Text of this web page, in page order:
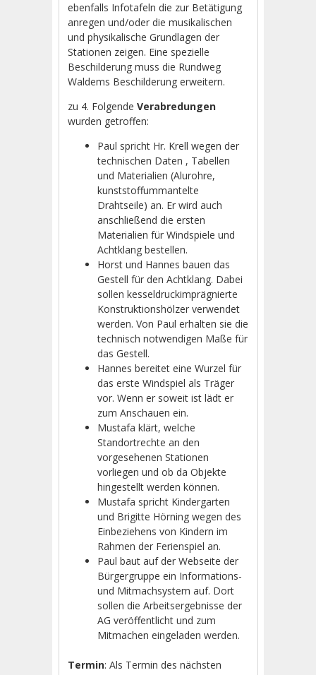
ebenfalls Infotafeln die zur Betätigung
anregen und/oder die musikalischen
und physikalische Grundlagen der
Stationen zeigen. Eine spezielle
Beschilderung muss die Rundweg
Waldems Beschilderung erweitern.
zu 4. FolgendeVerabredungen
wurden getroffen:
Paul spricht Hr. Krell wegen der
technischen Daten , Tabellen
und Materialien (Alurohre,
kunststoffummantelte
Drahtseile) an. Er wird auch
anschließend die ersten
Materialien für Windspiele und
Achtklang bestellen.
Horst und Hannes bauen das
Gestell für den Achtklang. Dabei
sollen kesseldruckimprägnierte
Konstruktionshölzer verwendet
werden. Von Paul erhalten sie die
technisch notwendigen Maße für
das Gestell.
Hannes bereitet eine Wurzel für
das erste Windspiel als Träger
vor. Wenn er soweit ist lädt er
zum Anschauen ein.
Mustafa klärt, welche
Standortrechte an den
vorgesehenen Stationen
vorliegen und ob da Objekte
hingestellt werden können.
Mustafa spricht Kindergarten
und Brigitte Hörning wegen des
Einbeziehens von Kindern im
Rahmen der Ferienspiel an.
Paul baut auf der Webseite der
Bürgergruppe ein Informations-
und Mitmachsystem auf. Dort
sollen die Arbeitsergebnisse der
AG veröffentlicht und zum
Mitmachen eingeladen werden.
Termin: Als Termin des nächsten